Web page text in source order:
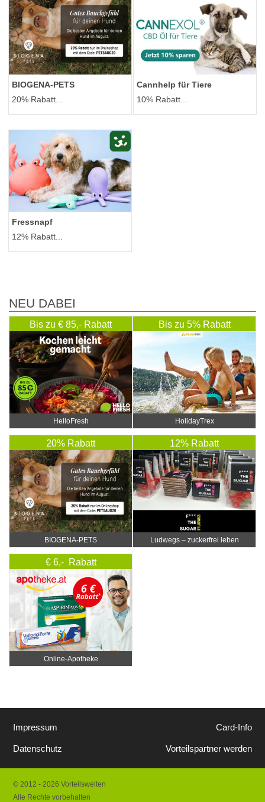
BIOGENA-PETS
20% Rabatt...
Cannhelp für Tiere
10% Rabatt...
Fressnapf
12% Rabatt...
NEU DABEI
Bis zu € 85,- Rabatt
HelloFresh
Bis zu 5% Rabatt
HolidayTrex
20% Rabatt
BIOGENA-PETS
12% Rabatt
Ludwegs – zuckerfrei leben
€ 6,- Rabatt
Online‑Apotheke
Impressum
Datenschutz
Card-Info
Vorteilspartner werden
© 2012 - 2026 Vorteilswelten
Alle Rechte vorbehalten